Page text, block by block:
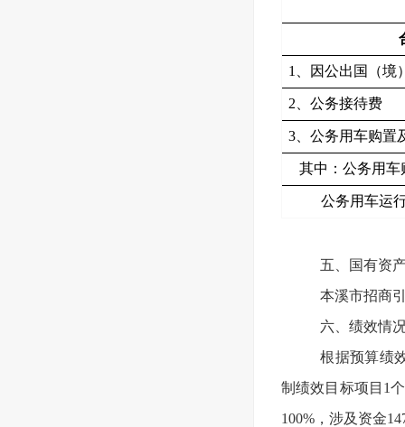
1、因公出国（境
2、公务接待费
3、公务用车购置
其中：公务用车
公务用车运
五、国有资
本溪市招商
六、绩效情
根据预算绩
制绩效目标项目1
100%，涉及资金